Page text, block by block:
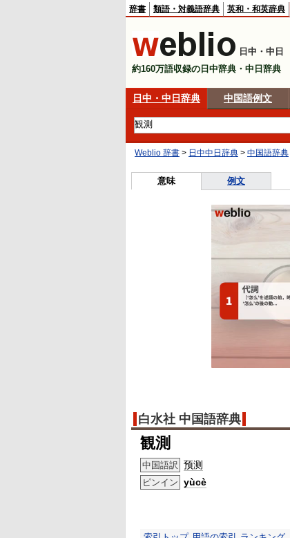
辞書 類語・対義語辞典 英和・和英辞典
日中・中日
約160万語収録の日中辞典・中日辞典
日中・中日辞典 中国語例文
Weblio 辞書 > 日中中日辞典 > 中国語辞典
意味 例文
白水社 中国語辞典
観測
中国語訳 预测
ピンイン yùcè